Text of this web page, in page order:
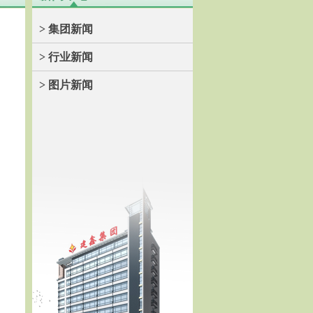
> 集团新闻
> 行业新闻
> 图片新闻